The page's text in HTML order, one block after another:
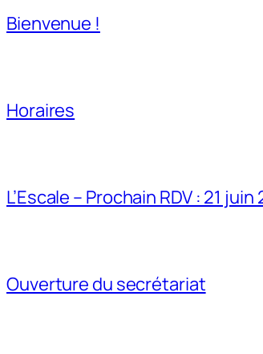
Bienvenue !
Horaires
L’Escale – Prochain RDV : 21 juin
Ouverture du secrétariat